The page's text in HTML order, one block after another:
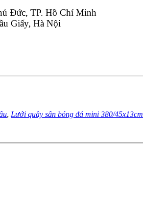
Đức, TP. Hồ Chí Minh
Giấy, Hà Nội
, Lưới quây sân bóng đá mini 380/45x13cm